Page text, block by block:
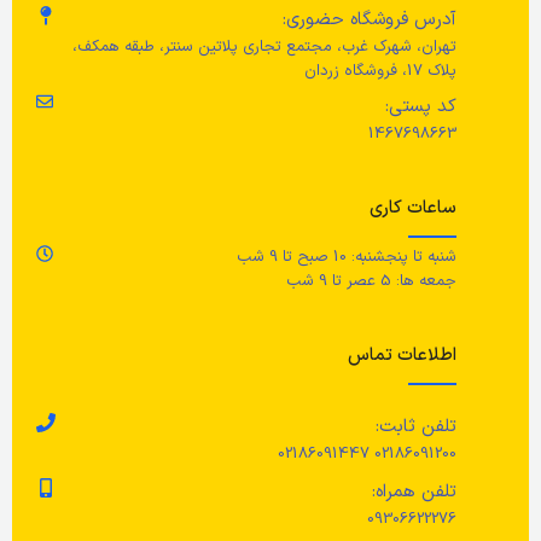
عرض 55 سانتی متر
مساحت 0.36 متر مربع
آدرس فروشگاه حضوری:
تهران، شهرک غرب، مجتمع تجاری پلاتین سنتر، طبقه همکف،
پلاک 17، فروشگاه زردان
کد پستی:
1467698663
ساعات کاری
شنبه تا پنجشنبه: 10 صبح تا 9 شب
جمعه ها: 5 عصر تا 9 شب
اطلاعات تماس
تلفن ثابت:
02186091200 02186091447
تلفن همراه:
09306622276